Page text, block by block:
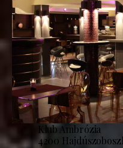
Klub Ambrózia
4200